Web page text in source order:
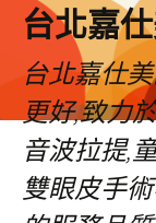
內
台北嘉
台北嘉仕
更好,致力
音波拉提,
雙眼皮手